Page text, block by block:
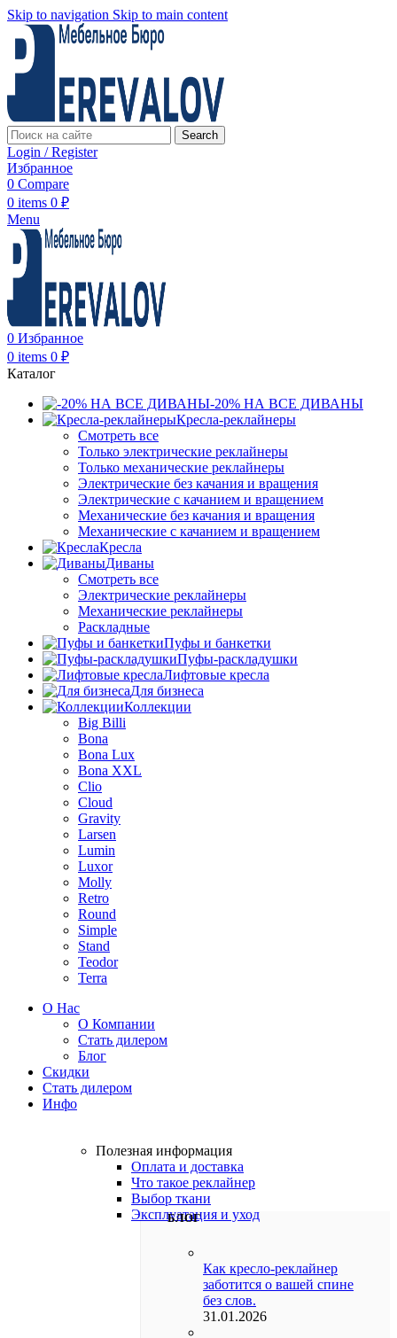
Skip to navigation Skip to main content
Search
Login / Register
Избранное
0 Compare
0 items 0 ₽
Menu
0 Избранное
0 items 0 ₽
Каталог
-20% НА ВСЕ ДИВАНЫ
Кресла-реклайнеры
Смотреть все
Только электрические реклайнеры
Только механические реклайнеры
Электрические без качания и вращения
Электрические с качанием и вращением
Механические без качания и вращения
Механические с качанием и вращением
Кресла
Диваны
Смотреть все
Электрические реклайнеры
Механические реклайнеры
Раскладные
Пуфы и банкетки
Пуфы-раскладушки
Лифтовые кресла
Для бизнеса
Коллекции
Big Billi
Bona
Bona Lux
Bona XXL
Clio
Cloud
Gravity
Larsen
Lumin
Luxor
Molly
Retro
Round
Simple
Stand
Teodor
Terra
О Нас
О Компании
Стать дилером
Блог
Скидки
Стать дилером
Инфо
Полезная информация
Оплата и доставка
Что такое реклайнер
Выбор ткани
Эксплуатация и уход
БЛОГ
Как кресло-реклайнер
заботится о вашей спине
без слов.
31.01.2026